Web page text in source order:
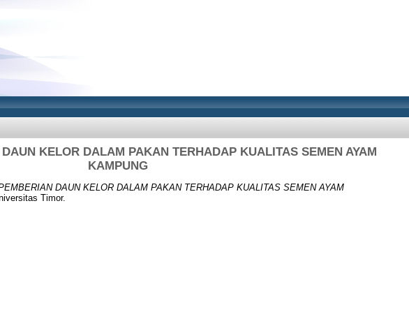
KELOR DALAM PAKAN TERHADAP KUALITAS SEMEN AYAM
KAMPUNG
DAUN KELOR DALAM PAKAN TERHADAP KUALITAS SEMEN AYAM
Timor.